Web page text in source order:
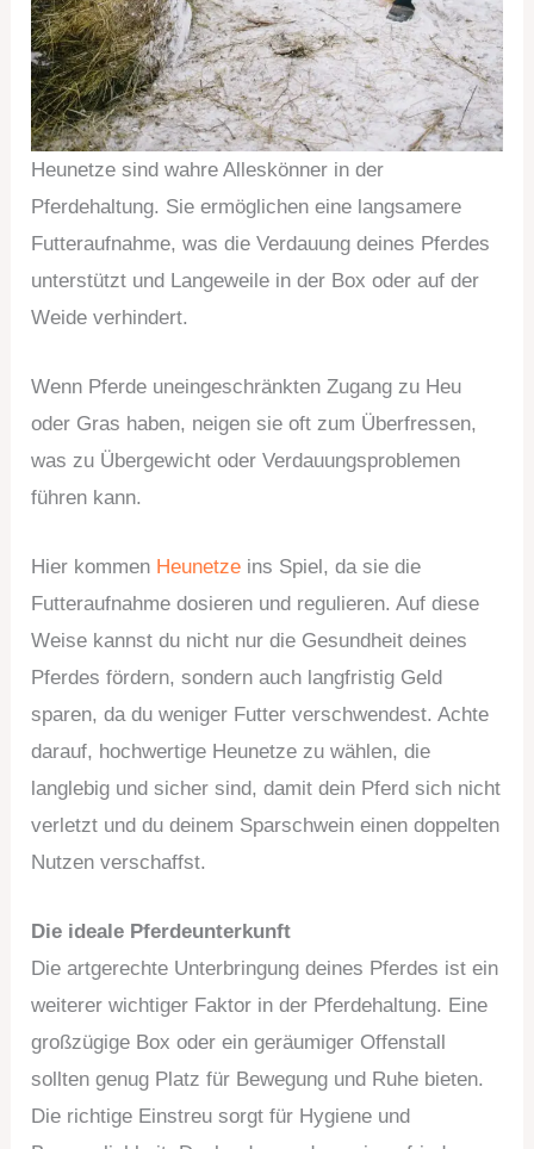
Heunetze sind wahre Alleskönner in der
Pferdehaltung. Sie ermöglichen eine langsamere
Futteraufnahme, was die Verdauung deines Pferdes
unterstützt und Langeweile in der Box oder auf der
Weide verhindert.
Wenn Pferde uneingeschränkten Zugang zu Heu
oder Gras haben, neigen sie oft zum Überfressen,
was zu Übergewicht oder Verdauungsproblemen
führen kann.
Hier kommen Heunetze ins Spiel, da sie die
Futteraufnahme dosieren und regulieren. Auf diese
Weise kannst du nicht nur die Gesundheit deines
Pferdes fördern, sondern auch langfristig Geld
sparen, da du weniger Futter verschwendest. Achte
darauf, hochwertige Heunetze zu wählen, die
langlebig und sicher sind, damit dein Pferd sich nicht
verletzt und du deinem Sparschwein einen doppelten
Nutzen verschaffst.
Die ideale Pferdeunterkunft
Die artgerechte Unterbringung deines Pferdes ist ein
weiterer wichtiger Faktor in der Pferdehaltung. Eine
großzügige Box oder ein geräumiger Offenstall
sollten genug Platz für Bewegung und Ruhe bieten.
Die richtige Einstreu sorgt für Hygiene und